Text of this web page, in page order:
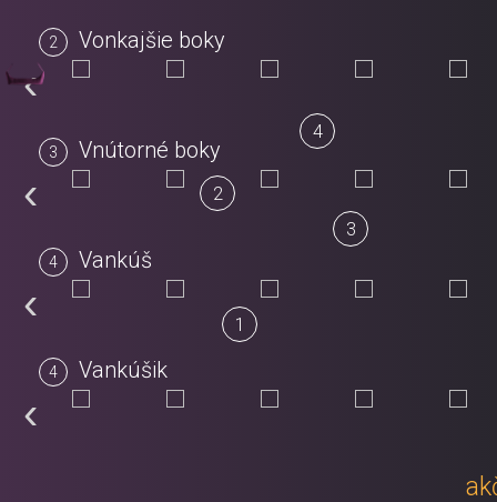
1
2
3
4
Vonkajšie boky
‹
Vnútorné boky
‹
Vankúš
‹
Vankúšik
‹